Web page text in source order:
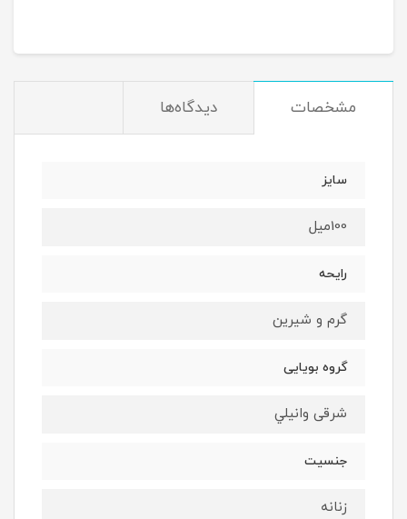
مشخصات دیدگاه‌ها
سايز
100ميل
رايحه
گرم و شيرين
گروه بويايى
شرقى وانيلي
جنسيت
زنانه